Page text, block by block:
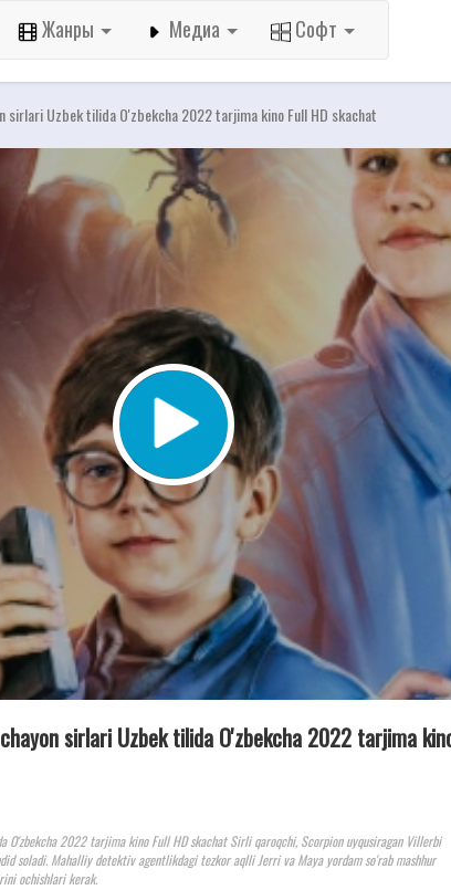
Жанры Медиа Софт
sirlari Uzbek tilida O'zbekcha 2022 tarjima kino Full HD skachat
sirlari Uzbek tilida O'zbekcha 2022 tarjima
2022 tarjima kino Full HD skachat Sirli qaroqchi, Scorpion uyqusiragan Villerbi
soladi. Mahalliy detektiv agentlikdagi tezkor aqlli Jerri va Maya yordam so'rab mashhur
ochishlari kerak.